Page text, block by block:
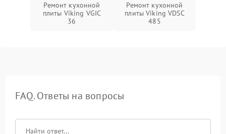
Ремонт кухонной
плиты Viking VGIC
36
Ремонт кухонной
плиты Viking VDSC
485
FAQ. Ответы на вопросы